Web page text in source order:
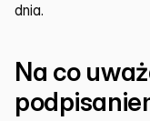
dnia.
Na co